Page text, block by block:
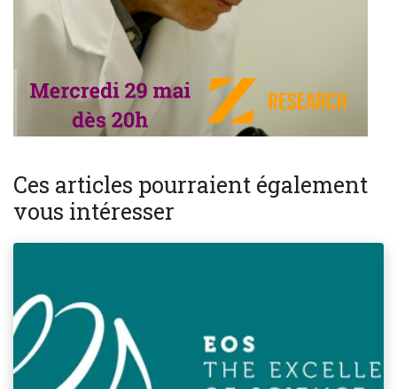
Ces articles pourraient également
vous intéresser